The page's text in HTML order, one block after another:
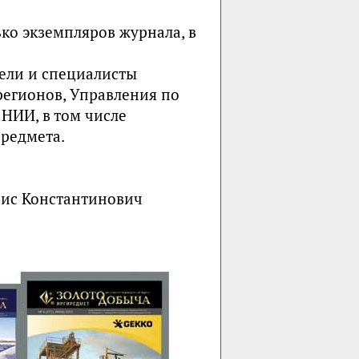
экземпляров журнала, в
и специалисты
Управления по
в том числе
Константинович